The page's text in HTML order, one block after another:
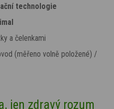
technologie
a čelenkami
(měřeno volně položené) /
jen zdravý rozum